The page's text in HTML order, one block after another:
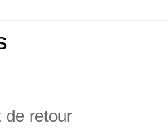
de retour